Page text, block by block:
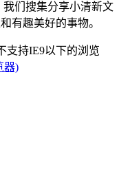
们搜集分享小清新文
有趣美好的事物。
支持IE9以下的浏览
器)